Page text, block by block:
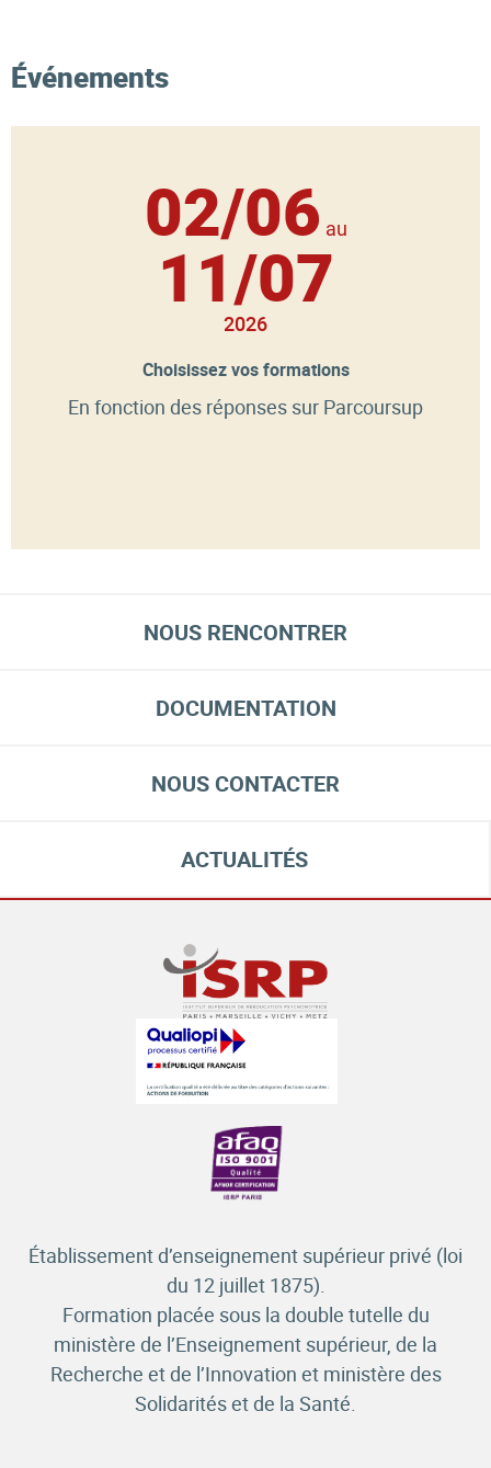
Événements
02/06 au
11/07
2026
Choisissez vos formations
En fonction des réponses sur Parcoursup
NOUS RENCONTRER
DOCUMENTATION
NOUS CONTACTER
ACTUALITÉS
Établissement d’enseignement supérieur privé (loi
du 12 juillet 1875).
Formation placée sous la double tutelle du
ministère de l’Enseignement supérieur, de la
Recherche et de l’Innovation et ministère des
Solidarités et de la Santé.